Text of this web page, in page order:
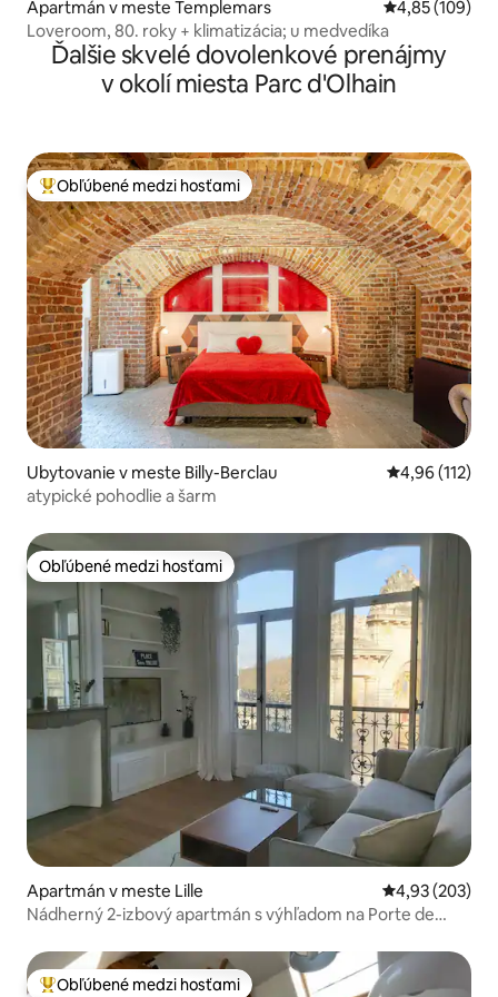
Apartmán v meste Templemars Priemerné
4,85 (109)
Loveroom, 80. roky + klimatizácia; u medvedíka
Ďalšie skvelé dovolenkové prenájmy
v okolí miesta Parc d'Olhain
Najobľúbenejšie medzi hosťami
Obľúbené medzi hosťami
Ubytovanie v meste Billy-Berclau Priemerné
4,96 (112)
atypické pohodlie a šarm
Obľúbené medzi hosťami
Obľúbené medzi hosťami
Apartmán v meste Lille Priemerné
4,93 (203)
Nádherný 2-izbový apartmán s výhľadom na Porte de
Obľúbené medzi hosťami